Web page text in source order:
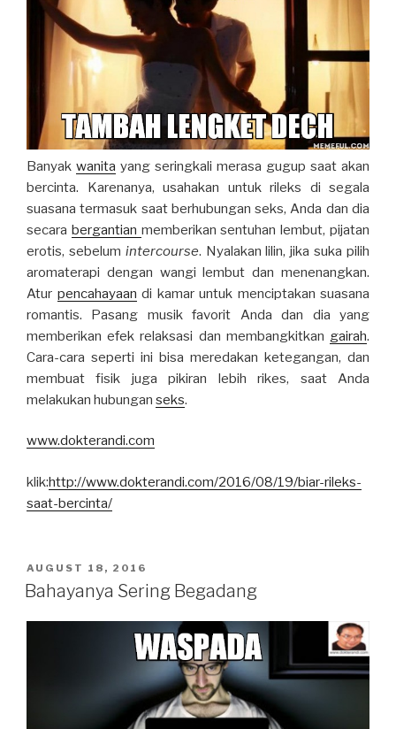
Banyak wanita yang seringkali merasa gugup saat akan
bercinta. Karenanya, usahakan untuk rileks di segala
suasana termasuk saat berhubungan seks, Anda dan dia
secara bergantian memberikan sentuhan lembut, pijatan
erotis, sebelum intercourse. Nyalakan lilin, jika suka pilih
aromaterapi dengan wangi lembut dan menenangkan.
Atur pencahayaan di kamar untuk menciptakan suasana
romantis. Pasang musik favorit Anda dan dia yang
memberikan efek relaksasi dan membangkitkan gairah.
Cara-cara seperti ini bisa meredakan ketegangan, dan
membuat fisik juga pikiran lebih rikes, saat Anda
melakukan hubungan seks.
www.dokterandi.com
klik:http://www.dokterandi.com/2016/08/19/biar-rileks-
saat-bercinta/
POSTED
ON
AUGUST 18, 2016
Bahayanya Sering Begadang